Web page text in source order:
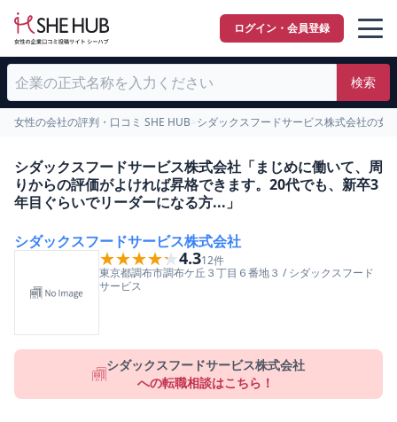
ログイン・会員登録
検索
女性の会社の評判・口コミ SHE HUB シダックスフードサービス株式会社の女
シダックスフードサービス株式会社「まじめに働いて、周
りからの評価がよければ昇格できます。20代でも、新卒3
年目ぐらいでリーダーになる方...」
シダックスフードサービス株式会社
★★★★★
★★★★★4.312件
東京都調布市調布ケ丘３丁目６番地３ /シダックスフード
サービス
シダックスフードサービス株式会社
への転職相談はこちら！